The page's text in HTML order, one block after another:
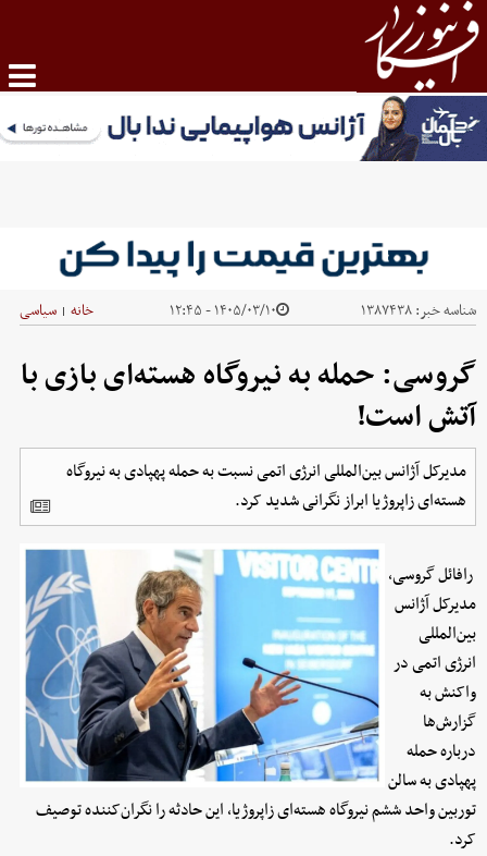
شناسه خبر:۱۳۸۷۴۳۸ ۱۴۰۵/۰۳/۱۰ - ۱۲:۴۵ خانه | سیاسی
گروسی: حمله به نیروگاه هسته‌ای بازی با
آتش است!
مدیرکل آژانس بین‌المللی انرژی اتمی نسبت به حمله پهپادی به نیروگاه
هسته‌ای زاپروژیا ابراز نگرانی شدید کرد.
رافائل گروسی،
مدیرکل آژانس
بین‌المللی
انرژی اتمی در
واکنش به
گزارش‌ها
درباره حمله
پهپادی به سالن
توربین واحد ششم نیروگاه هسته‌ای زاپروژیا، این حادثه را نگران‌کننده توصیف
کرد.